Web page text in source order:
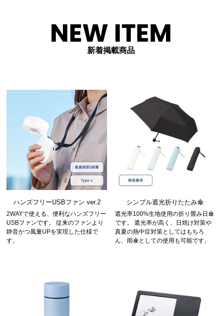
NEW ITEM
新着掲載商品
ハンズフリーUSBファン ver.2
2WAYで使える、便利なハンズフリー
USBファンです。 従来のファンより
静音かつ風量UPを実現した仕様で
す。
シンプル遮光折りたたみ傘
遮光率100%生地使用の折り畳み日傘
です。 遮光率が高く、日焼け対策や
真夏の熱中症対策としてはもちろ
ん、雨傘としての使用も可能です。